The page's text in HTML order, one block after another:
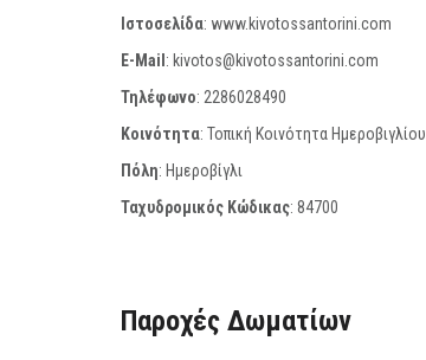
Ιστοσελίδα: www.kivotossantorini.com
E-Mail : kivotos@kivotossantorini.com
Τηλέφωνο: 2286028490
Κοινότητα: Τοπική Κοινότητα Ημεροβιγλίου
Πόλη: Ημεροβίγλι
Ταχυδρομικός Κώδικας: 84700
Παροχές Δωματίων